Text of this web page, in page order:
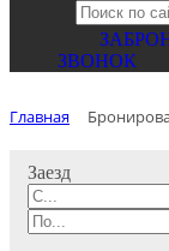
ЗВОНОК
Главная
Заезд